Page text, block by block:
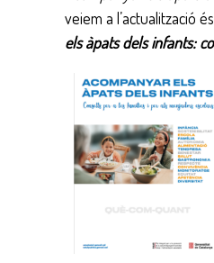
v
s
e
t
veiem a l’actualització
els àpats dels infants: